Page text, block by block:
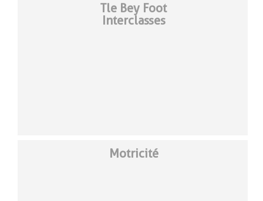
Tle Bey Foot
Interclasses
Motricité